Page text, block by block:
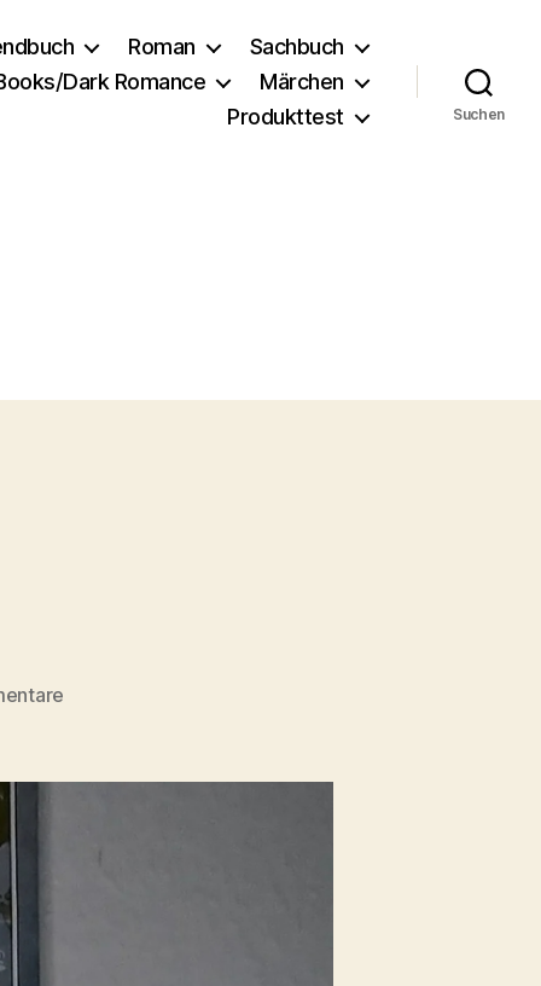
Roman
Sachbuch
Dark Romance
Märchen
Produkttest
Suchen